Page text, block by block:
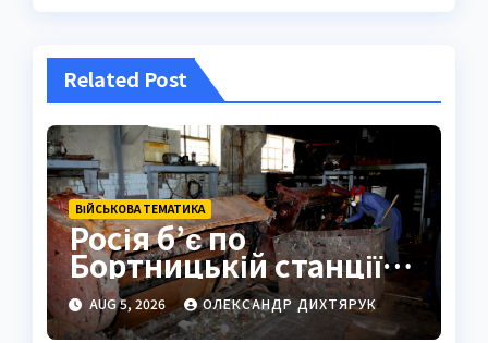
Related Post
ВІЙСЬКОВА ТЕМАТИКА
Росія б’є по
Бортницькій станції:
експерт попередив
про катастрофу
AUG 5, 2026 ОЛЕКСАНДР ДИХТЯРУК